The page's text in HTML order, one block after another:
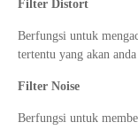
Filter Distort
Berfungsi untuk
tertentu yang akan
Filter Noise
Berfungsi untuk